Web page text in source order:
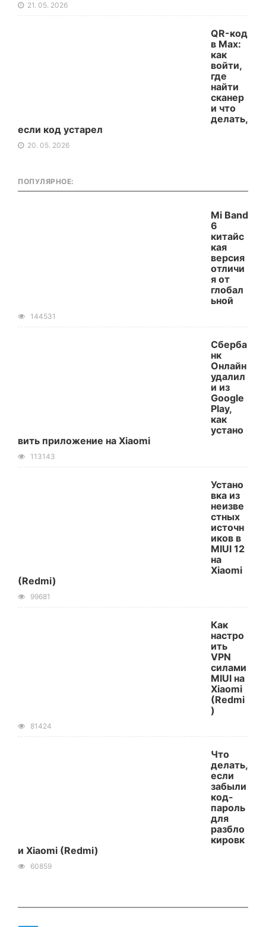
21. 05. 2026
QR-код
в Max:
как
войти,
где
найти
сканер
и что
делать,
если код устарел
20. 05. 2026
ПОПУЛЯРНОЕ:
Mi Band
6
китайс
кая
версия
отличи
я от
глобал
ьной
144531
Сберба
нк
Онлайн
удалил
и из
Google
Play,
как
устано
вить приложение на Xiaomi
113143
Устано
вка из
неизве
стных
источн
иков в
MIUI 12
на
Xiaomi
(Redmi)
99681
Как
настро
ить
VPN
силами
MIUI на
Xiaomi
(Redmi
)
81424
Что
делать,
если
забыли
код-
пароль
для
разбло
кировк
и Xiaomi (Redmi)
60859